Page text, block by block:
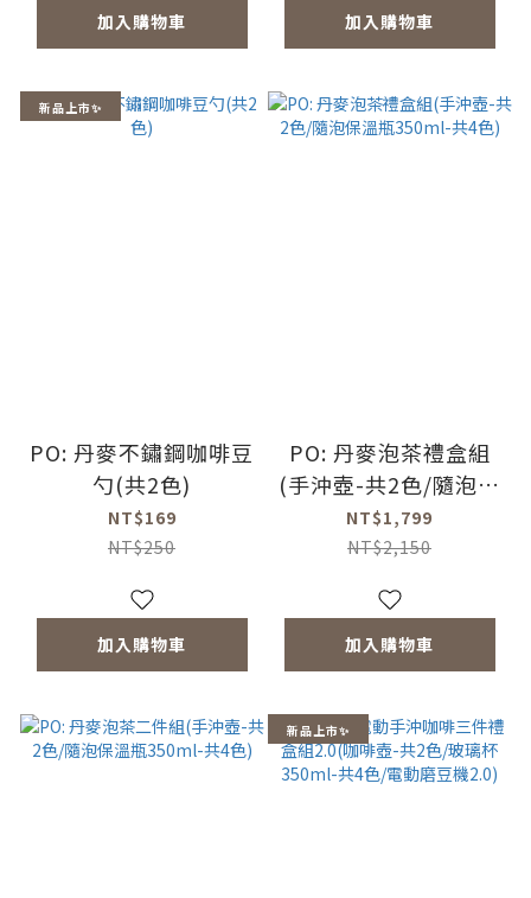
加入購物車 加入購物車
新品上市✨
PO: 丹麥不鏽鋼咖啡豆
勺(共2色)
NT$169
NT$250
加入購物車
PO: 丹麥泡茶禮盒組
(手沖壺-共2色/隨泡保
溫瓶350ml-共4色)
NT$1,799
NT$2,150
加入購物車
新品上市✨